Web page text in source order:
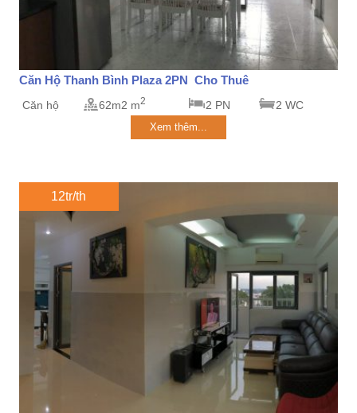
Căn Hộ Thanh Bình Plaza 2PN Cho Thuê
Căn hộ 62m2 m2 2 PN 2 WC
Xem thêm...
12tr/th